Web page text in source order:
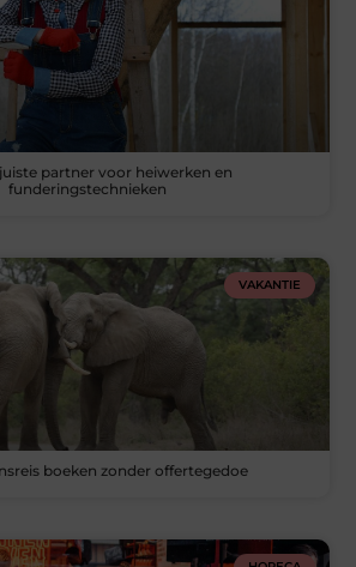
partner voor heiwerken en
funderingstechnieken
VAKANTIE
boeken zonder offertegedoe